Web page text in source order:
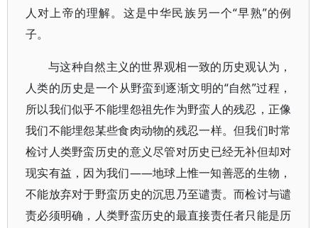
人对上帝的理解。这是中华民族另一个“早熟”的例
子。
与这种自然主义的世界观相一致的历史观认为，
人类的历史是一个从野蛮到逐渐文明的“自然”过程，
所以我们似乎不能埋怨祖先作为野蛮人的残忍，正像
我们不能埋怨某些食肉动物的残忍一样。但我们时常
检讨人类野蛮历史的意义尽管对历史已经无补但却对
现实有益，因为我们——地球上惟一知善恶的生物，
不能放弃对于野蛮历史的沉思乃至谴责。而检讨与谴
责必须明确，人类野蛮历史的最直接责任者只能是历